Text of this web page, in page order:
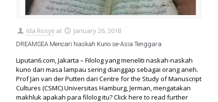
Ida Rosyii at January 26, 2018
DREAMSEA Mencari Naskah Kuno se-Asia Tenggara
Liputan6.com, Jakarta – Filolog yang meneliti naskah-naskah
kuno dari masa lampau sering dianggap sebagai orang aneh.
Prof Jan van der Putten dari Centre for the Study of Manuscript
Cultures (CSMC) Universitas Hamburg, Jerman, mengatakan
makhluk apakah para filolog itu? Click here to read further